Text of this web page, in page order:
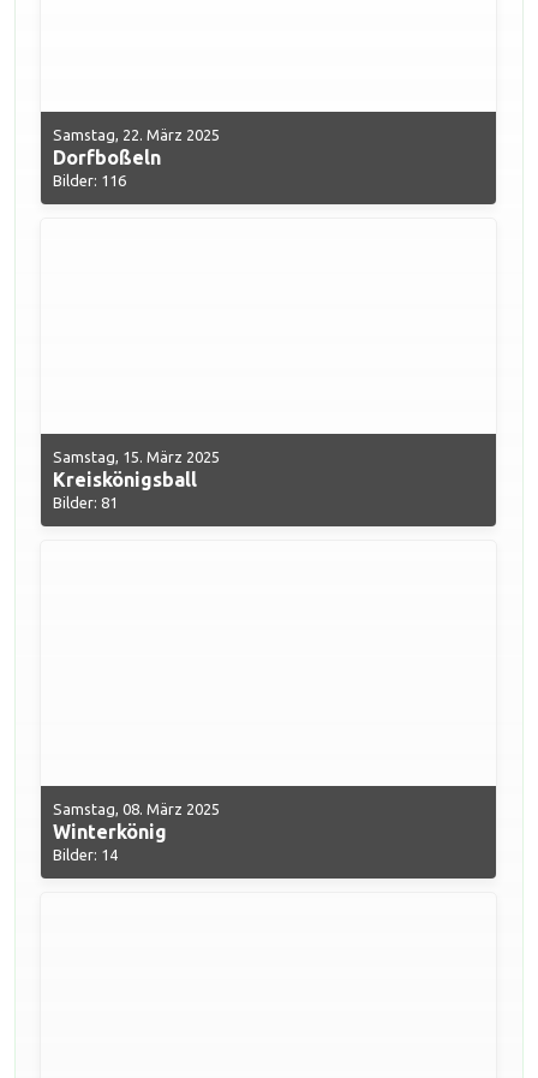
Samstag, 22. März 2025
Dorfboßeln
Bilder: 116
Samstag, 15. März 2025
Kreiskönigsball
Bilder: 81
Samstag, 08. März 2025
Winterkönig
Bilder: 14